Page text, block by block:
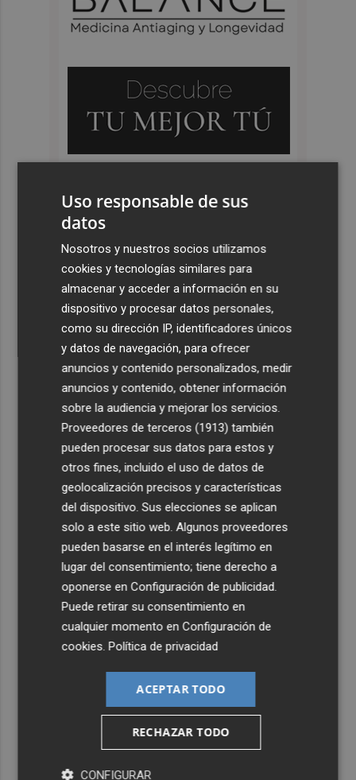
Uso responsable de sus
datos
Nosotros y nuestros socios utilizamos
cookies y tecnologías similares para
almacenar y acceder a información en su
dispositivo y procesar datos personales,
como su dirección IP, identificadores únicos
y datos de navegación, para ofrecer
anuncios y contenido personalizados, medir
anuncios y contenido, obtener información
sobre la audiencia y mejorar los servicios.
Proveedores de terceros (1913) también
pueden procesar sus datos para estos y
otros fines, incluido el uso de datos de
geolocalización precisos y características
del dispositivo. Sus elecciones se aplican
solo a este sitio web. Algunos proveedores
pueden basarse en el interés legítimo en
lugar del consentimiento; tiene derecho a
oponerse enConfiguración de publicidad.
Puede retirar su consentimiento en
cualquier momento enConfiguración de
cookies.Política de privacidad
ACEPTAR TODO
RECHAZAR TODO
CONFIGURAR